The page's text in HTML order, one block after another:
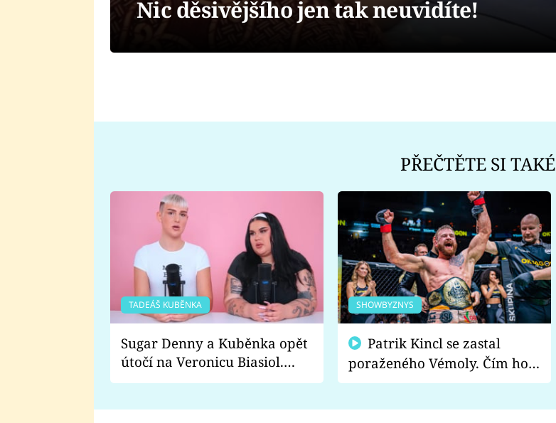
Nic děsivějšího jen tak neuvidíte!
PŘEČTĚTE SI TAKÉ
TADEÁŠ KUBĚNKA
Sugar Denny a Kuběnka opět
útočí na Veronicu Biasiol.
Proč je podle nich falešná a
SHOWBYZNYS
poraženého Vémoly. Čím ho
fanoušci naštvali?